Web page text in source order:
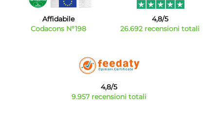
Affidabile
Codacons N°198
4,8/5
26.692 recensioni totali
4,8/5
9.957 recensioni totali